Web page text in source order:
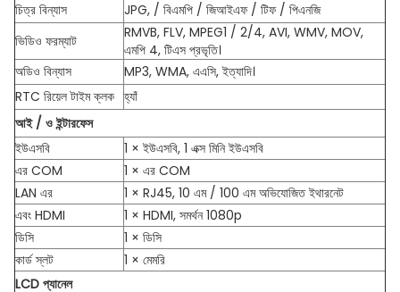
চিত্র বিন্যাস
JPG, / বিএমপি / জিআইএফ / টিফ / পিএনজি
ভিডিও ফরম্যাট
RMVB, FLV, MPEG1 / 2/4, AVI, WMV, MOV,
এমপি 4, টিএস প্রভৃতি।
অডিও বিন্যাস
MP3, WMA, এএসি, ইত্যাদি।
RTC রিয়েল টাইম ক্লক হ্যাঁ
আই / ও ইন্টারফেস
ইউএসবি
1 × ইউএসবি, 1 এক্স মিনি ইউএসবি
এর COM
1 × এর COM
LAN এর
1 × RJ45, 10 এম / 100 এম অভিযোজিত ইথারনেট
এবং HDMI
1 × HDMI, সমর্থন 1080p
ডিসি
1 × ডিসি
কার্ড স্লট
1 × মেমরি
LCD প্যানেল